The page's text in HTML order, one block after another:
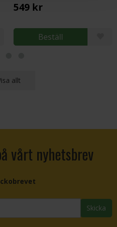
549 kr
Beställ
allt
vårt nyhetsbrev
Skicka